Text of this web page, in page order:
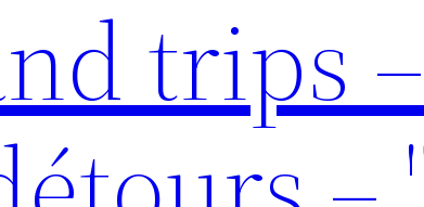
trips